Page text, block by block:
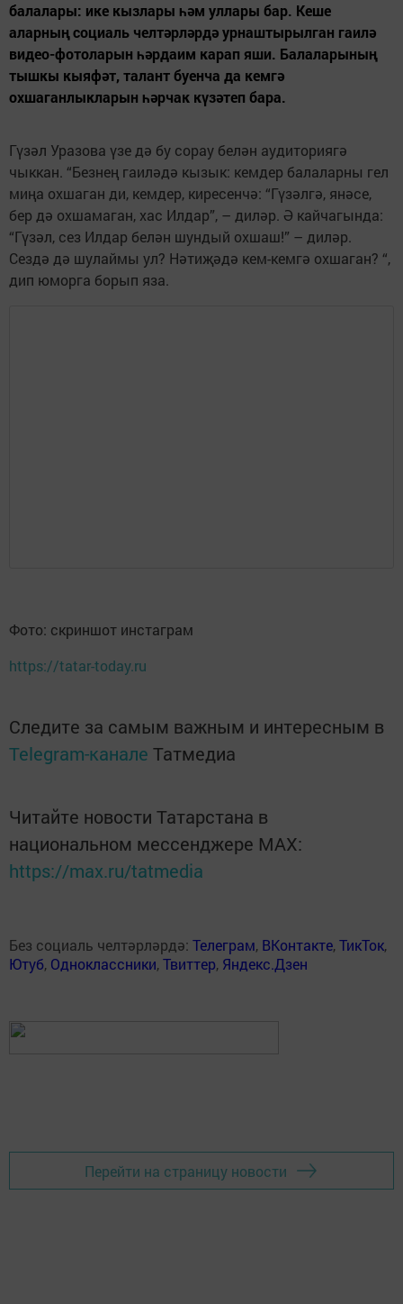
балалары: ике кызлары һәм уллары бар. Кеше
аларның социаль челтәрләрдә урнаштырылган гаилә
видео-фотоларын һәрдаим карап яши. Балаларының
тышкы кыяфәт, талант буенча да кемгә
охшаганлыкларын һәрчак күзәтеп бара.
Гүзәл Уразова үзе дә бу сорау белән аудиториягә
чыккан. “Безнең гаиләдә кызык: кемдер балаларны гел
миңа охшаган ди, кемдер, киресенчә: “Гүзәлгә, янәсе,
бер дә охшамаган, хас Илдар”, – диләр. Ә кайчагында:
“Гүзәл, сез Илдар белән шундый охшаш!” – диләр.
Сездә дә шулаймы ул? Нәтиҗәдә кем-кемгә охшаган? “,
дип юморга борып яза.
Фото: скриншот инстаграм
https://tatar-today.ru
Следите за самым важным и интересным в
Telegram-канале Татмедиа
Читайте новости Татарстана в
национальном мессенджере MАХ:
https://max.ru/tatmedia
Без социаль челтәрләрдә: Телеграм, ВКонтакте,ТикТок,
Ютуб, Одноклассники,Твиттер, Яндекс.Дзен
Перейти на страницу новости